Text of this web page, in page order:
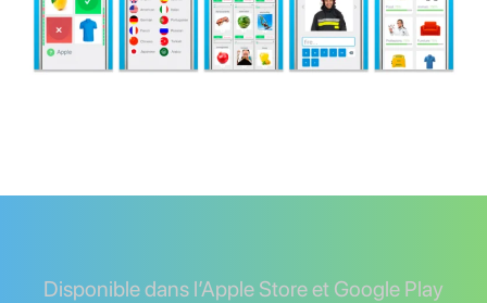
Disponible dans l’Apple Store et Google Play